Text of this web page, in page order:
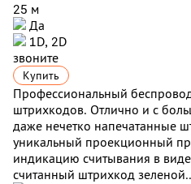
25 м
Да
1D, 2D
звоните
Купить
Профессиональный
штрихкодов. Отлично и с
даже нечетко напечатанные
уникальный проекционный
индикацию считывания в
считанный штрихкод